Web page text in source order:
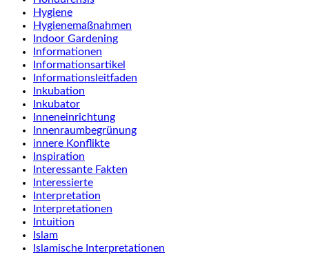
Hygiene
Hygienemaßnahmen
Indoor Gardening
Informationen
Informationsartikel
Informationsleitfaden
Inkubation
Inkubator
Inneneinrichtung
Innenraumbegrünung
innere Konflikte
Inspiration
Interessante Fakten
Interessierte
Interpretation
Interpretationen
Intuition
Islam
Islamische Interpretationen